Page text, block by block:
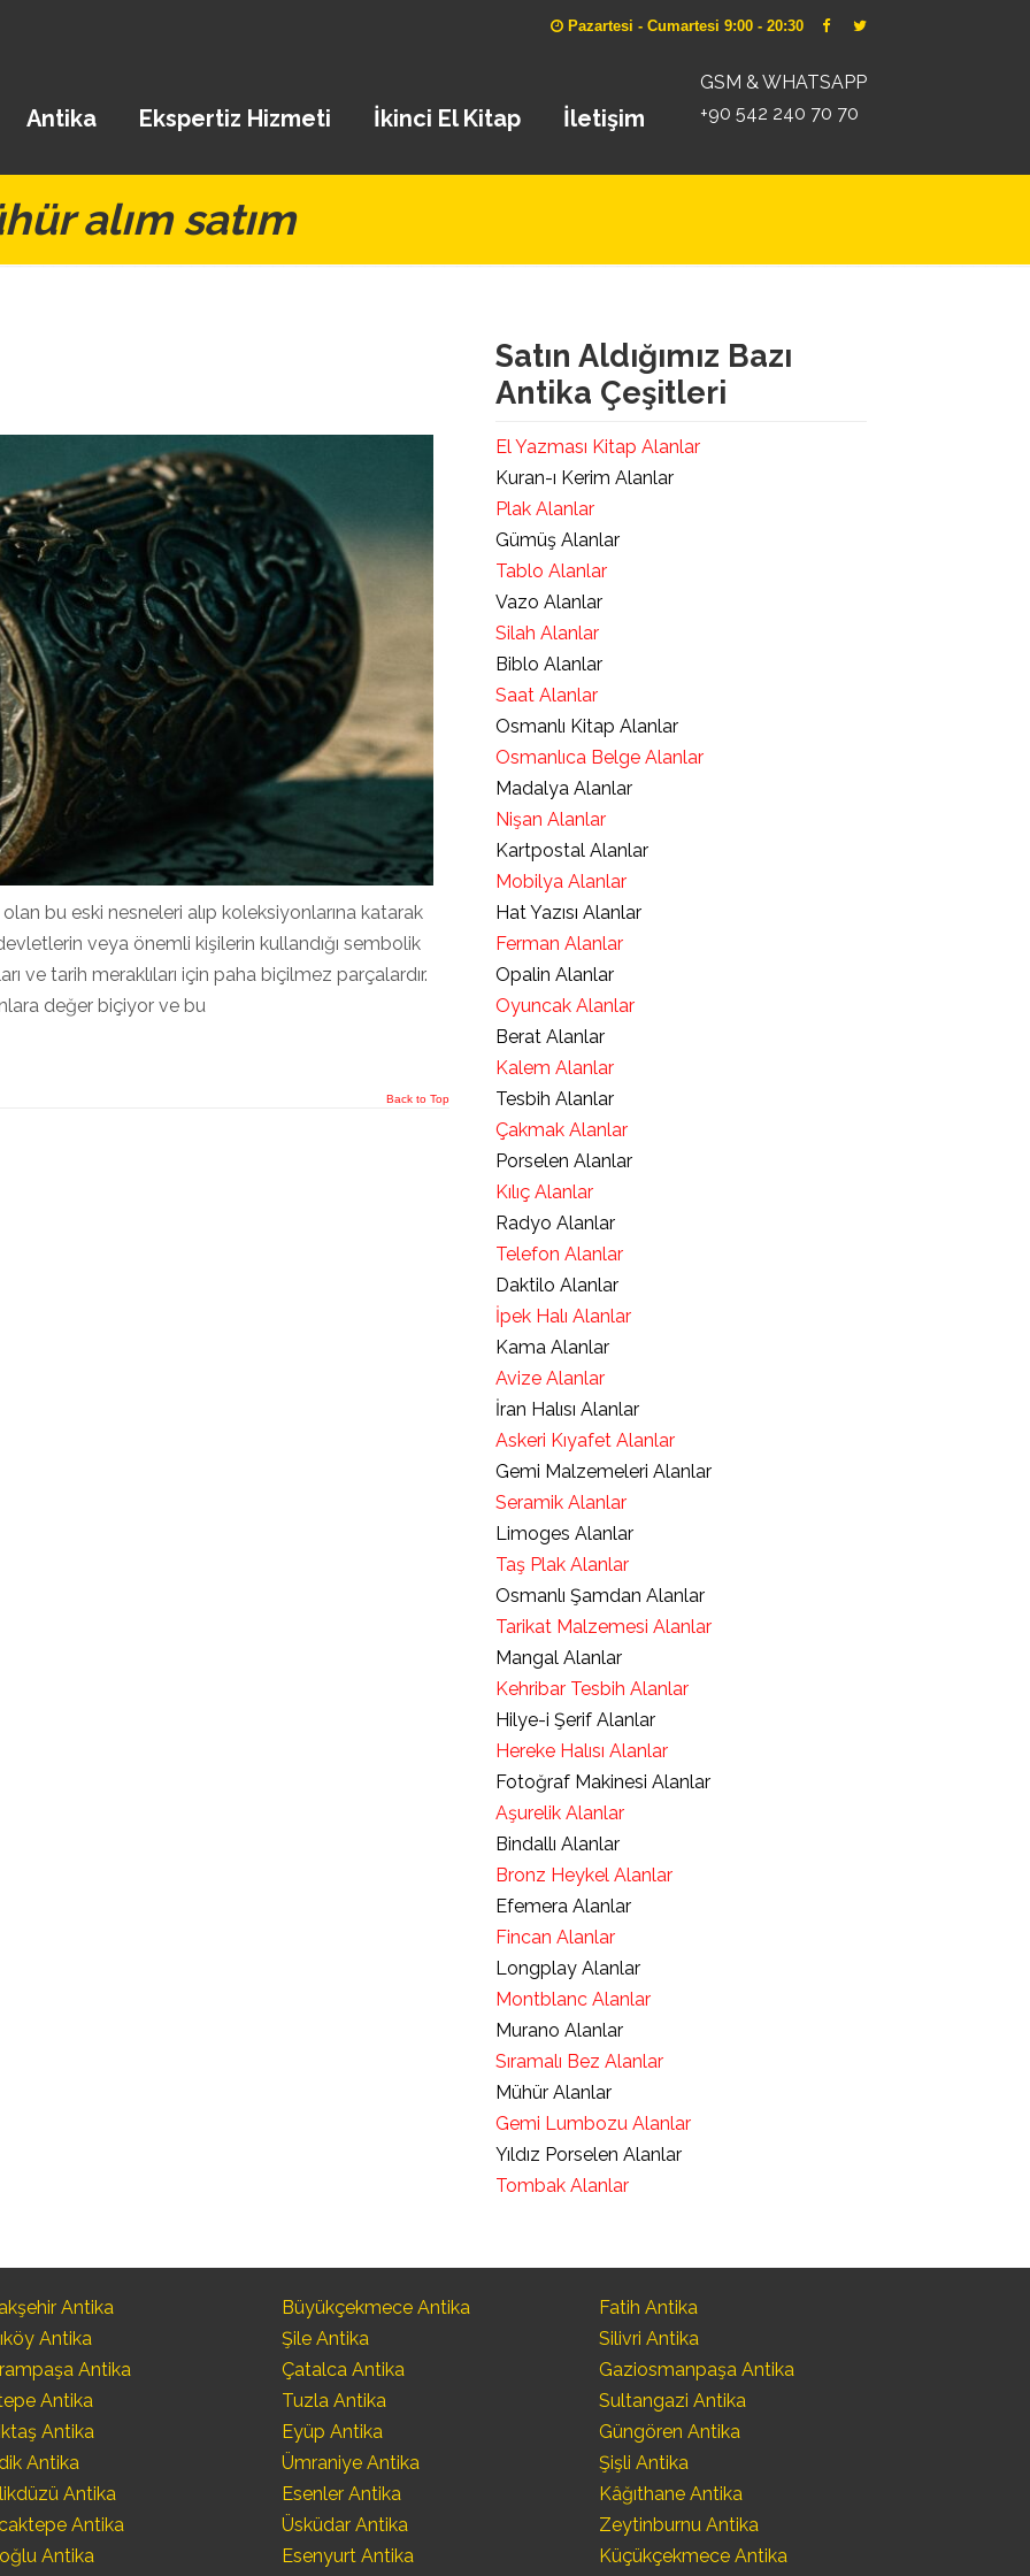
Pazartesi - Cumartesi 9:00 - 20:30
GSM & WHATSAPP
+90 542 240 70 70
Antika Ekspertiz Hizmeti İkinci El Kitap İletişim
alım satım
bu eski nesneleri alıp koleksiyonlarına katarak
veya önemli kişilerin kullandığı sembolik
ve tarih meraklıları için paha biçilmez parçalardır.
değer biçiyor ve bu
Back to Top
Satın Aldığımız Bazı
Antika Çeşitleri
El Yazması Kitap Alanlar
Kuran-ı Kerim Alanlar
Plak Alanlar
Gümüş Alanlar
Tablo Alanlar
Vazo Alanlar
Silah Alanlar
Biblo Alanlar
Saat Alanlar
Osmanlı Kitap Alanlar
Osmanlıca Belge Alanlar
Madalya Alanlar
Nişan Alanlar
Kartpostal Alanlar
Mobilya Alanlar
Hat Yazısı Alanlar
Ferman Alanlar
Opalin Alanlar
Oyuncak Alanlar
Berat Alanlar
Kalem Alanlar
Tesbih Alanlar
Çakmak Alanlar
Porselen Alanlar
Kılıç Alanlar
Radyo Alanlar
Telefon Alanlar
Daktilo Alanlar
İpek Halı Alanlar
Kama Alanlar
Avize Alanlar
İran Halısı Alanlar
Askeri Kıyafet Alanlar
Gemi Malzemeleri Alanlar
Seramik Alanlar
Limoges Alanlar
Taş Plak Alanlar
Osmanlı Şamdan Alanlar
Tarikat Malzemesi Alanlar
Mangal Alanlar
Kehribar Tesbih Alanlar
Hilye-i Şerif Alanlar
Hereke Halısı Alanlar
Fotoğraf Makinesi Alanlar
Aşurelik Alanlar
Bindallı Alanlar
Bronz Heykel Alanlar
Efemera Alanlar
Fincan Alanlar
Longplay Alanlar
Montblanc Alanlar
Murano Alanlar
Sıramalı Bez Alanlar
Mühür Alanlar
Gemi Lumbozu Alanlar
Yıldız Porselen Alanlar
Tombak Alanlar
Antika
Antika
Antika
Antika
Antika
Antika
Antika
Antika
Antika
Büyükçekmece Antika
Şile Antika
Çatalca Antika
Tuzla Antika
Eyüp Antika
Ümraniye Antika
Esenler Antika
Üsküdar Antika
Esenyurt Antika
Fatih Antika
Silivri Antika
Gaziosmanpaşa Antika
Sultangazi Antika
Güngören Antika
Şişli Antika
Kâğıthane Antika
Zeytinburnu Antika
Küçükçekmece Antika